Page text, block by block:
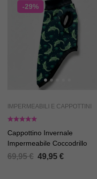
-29%
IMPERMEABILI E CAPPOTTINI
Cappottino Invernale
Impermeabile Coccodrillo
69,95€ 49,95 €